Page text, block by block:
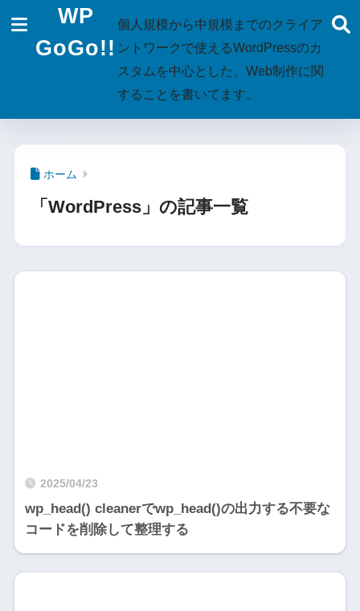
WP
GoGo!!
個人規模から中規模までのクライア
ントワークで使えるWordPressのカ
スタムを中心とした、Web制作に関
することを書いてます。
ホーム
「WordPress」の記事一覧
2025/04/23
wp_head() cleanerでwp_head()の出力する不要な
コードを削除して整理する